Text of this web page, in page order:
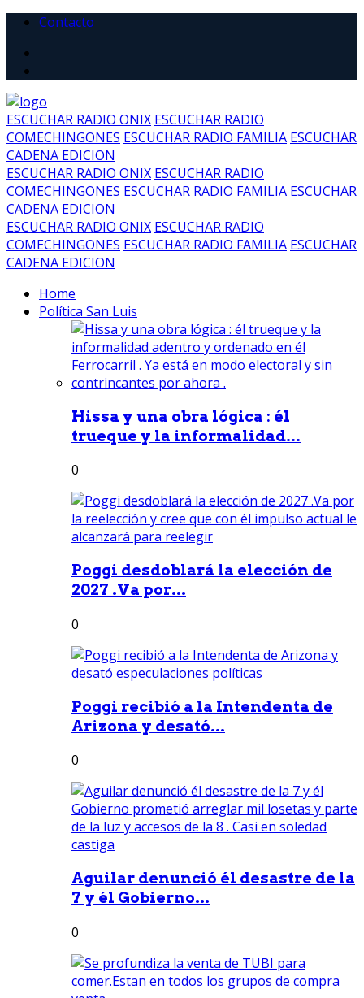
Contacto
ESCUCHAR RADIO ONIX ESCUCHAR RADIO
COMECHINGONES ESCUCHAR RADIO FAMILIA ESCUCHAR
CADENA EDICION
ESCUCHAR RADIO ONIX ESCUCHAR RADIO
COMECHINGONES ESCUCHAR RADIO FAMILIA ESCUCHAR
CADENA EDICION
ESCUCHAR RADIO ONIX ESCUCHAR RADIO
COMECHINGONES ESCUCHAR RADIO FAMILIA ESCUCHAR
CADENA EDICION
Home
Política San Luis
Hissa y una obra lógica : él
trueque y la informalidad...
0
Poggi desdoblará la elección de
2027 .Va por...
0
Poggi recibió a la Intendenta de
Arizona y desató...
0
Aguilar denunció él desastre de la
7 y él Gobierno...
0